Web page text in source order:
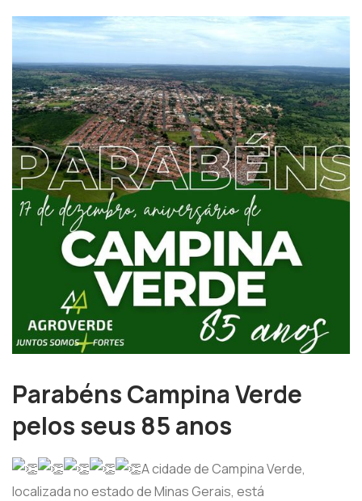
Parabéns Campina Verde
pelos seus 85 anos
A cidade de Campina Verde,
localizada no estado de Minas Gerais, está